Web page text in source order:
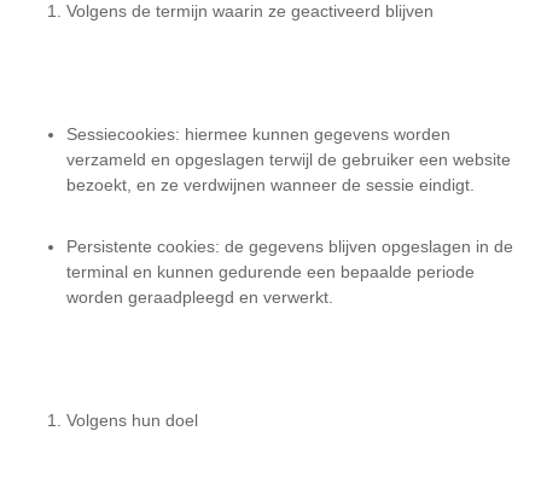
Volgens de termijn waarin ze geactiveerd blijven
Sessiecookies: hiermee kunnen gegevens worden
verzameld en opgeslagen terwijl de gebruiker een website
bezoekt, en ze verdwijnen wanneer de sessie eindigt.
Persistente cookies: de gegevens blijven opgeslagen in de
terminal en kunnen gedurende een bepaalde periode
worden geraadpleegd en verwerkt.
Volgens hun doel